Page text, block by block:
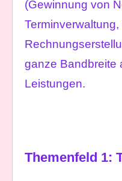
(Gewinnung von
ganze Bandbreite
Leistungen.
Themenfeld 1: